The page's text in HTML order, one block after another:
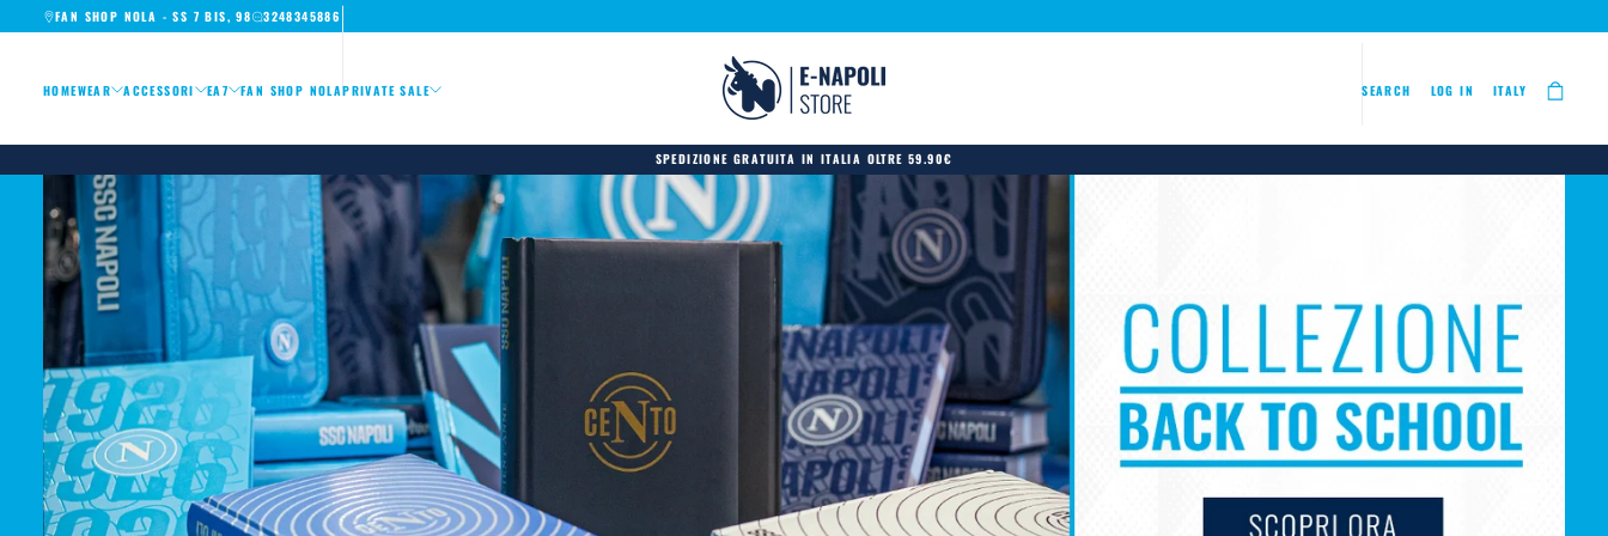
SKIP
TO
FAN SHOP NOLA - SS 7 BIS, 98 3248345886
HOMEWEAR ACCESSORI EA7 FAN SHOP NOLAPRIVATE SALE SEARCH LOG IN ITALY
SPEDIZIONE GRATUITA IN ITALIA OLTRE 59.90€